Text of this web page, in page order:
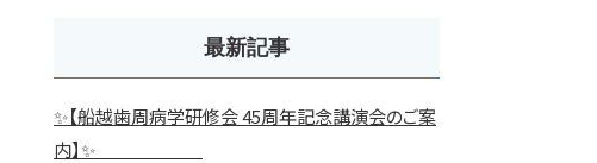
最新記事
✨【船越歯周病学研修会 45周年記念講演会のご案
内】✨